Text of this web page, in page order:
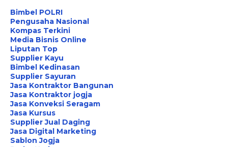
Bimbel POLRI
Pengusaha Nasional
Kompas Terkini
Media Bisnis Online
Liputan Top
Supplier Kayu
Bimbel Kedinasan
Supplier Sayuran
Jasa Kontraktor Bangunan
Jasa Kontraktor jogja
Jasa Konveksi Seragam
Jasa Kursus
Supplier Jual Daging
Jasa Digital Marketing
Sablon Jogja